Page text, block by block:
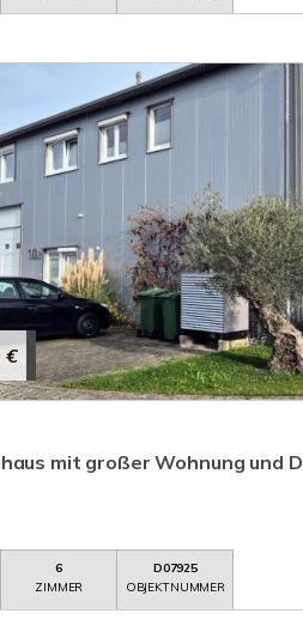
€
mit großer Wohnung und
6
ZIMMER
D07925
OBJEKTNUMMER